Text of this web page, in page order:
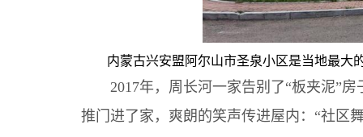
内蒙古兴安盟阿尔山市圣泉小区是当地最
2017年，周长河一家告别了“板夹泥”房
推门进了家，爽朗的笑声传进屋内：“社区